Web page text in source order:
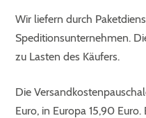
Wir liefern durch
Speditionsunternehmen.
zu Lasten des Käufers.
Die
Euro, in Europa 15,90